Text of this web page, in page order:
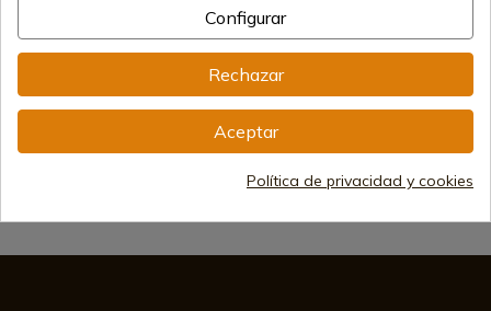
Vendiendo online desde 1998
Métodos de pago seguros
Envíos internacionales
Configurar
Rechazar
Aceptar
Política de privacidad y cookies